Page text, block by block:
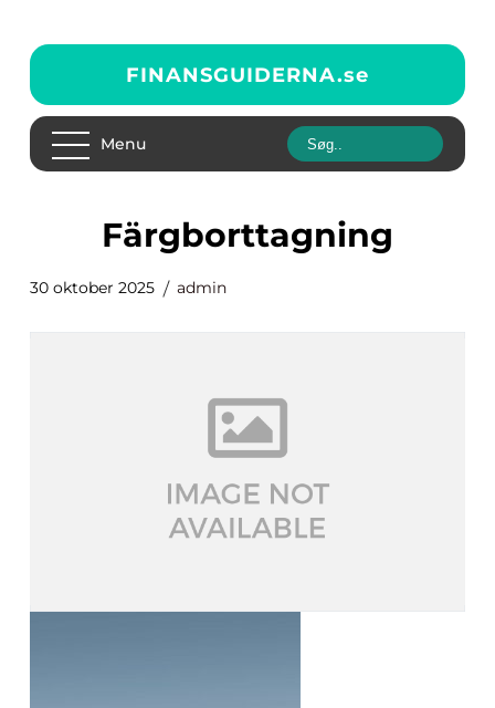
FINANSGUIDERNA.se
Menu
Färgborttagning
30 oktober 2025 admin